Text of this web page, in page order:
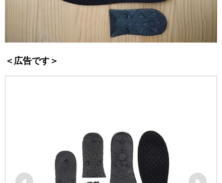
＜広告です＞